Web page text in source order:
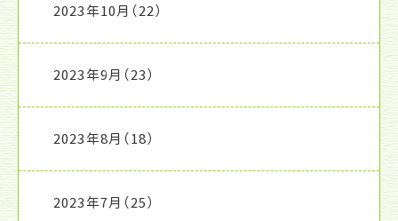
2023年10月 （22）
2023年9月 （23）
2023年8月 （18）
2023年7月 （25）